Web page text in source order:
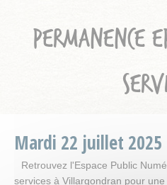
PERMANENCE
Mardi 22 juillet 2025
Retrouvez l'Espace Public
services à Villargondran pour